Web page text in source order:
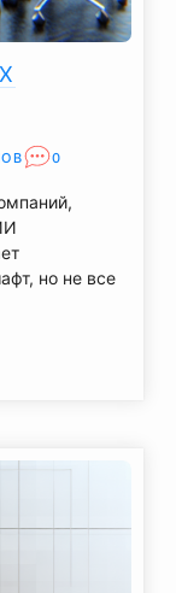
0
но не все